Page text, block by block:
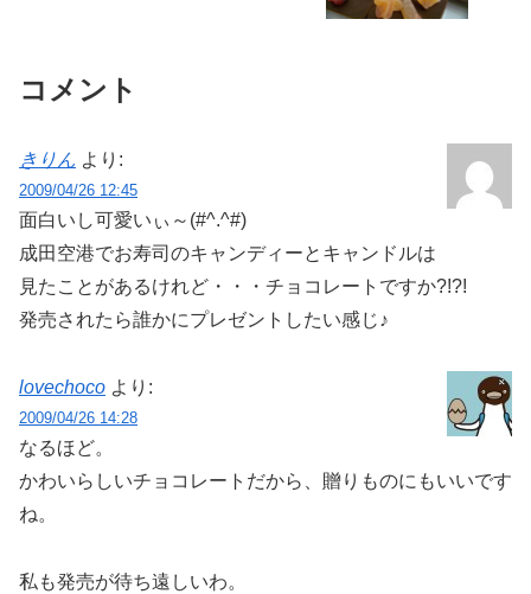
コメント
きりん より:
2009/04/26 12:45
面白いし可愛いぃ～(#^.^#)
成田空港でお寿司のキャンディーとキャンドルは
見たことがあるけれど・・・チョコレートですか?!?!
発売されたら誰かにプレゼントしたい感じ♪
lovechoco より:
2009/04/26 14:28
なるほど。
かわいらしいチョコレートだから、贈りものにもいいです
ね。
私も発売が待ち遠しいわ。